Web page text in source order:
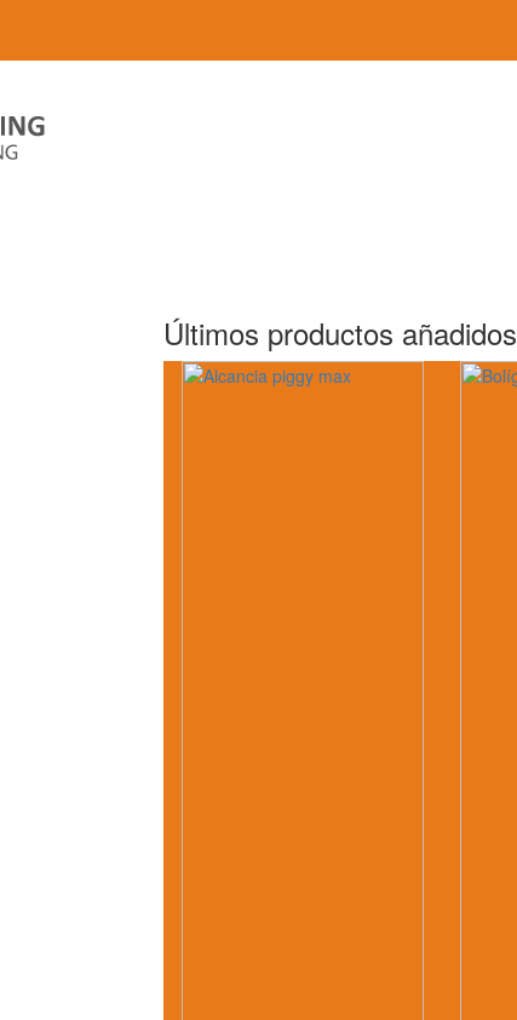
Últimos productos añadidos